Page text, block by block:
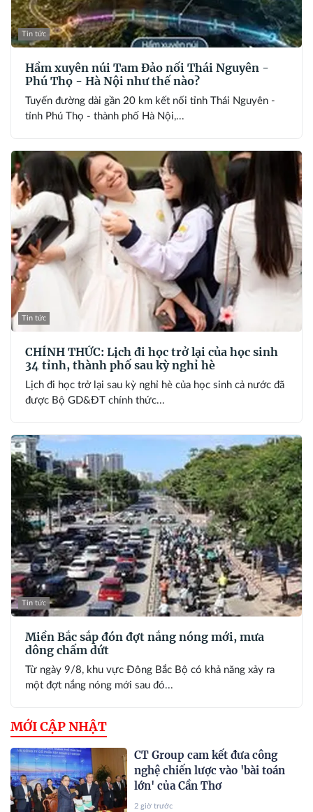
Tin tức
Hầm xuyên núi Tam Đảo nối Thái Nguyên -
Phú Thọ - Hà Nội như thế nào?
Tuyến đường dài gần 20 km kết nối tỉnh Thái Nguyên -
tỉnh Phú Thọ - thành phố Hà Nội,...
Tin tức
CHÍNH THỨC: Lịch đi học trở lại của học sinh
34 tỉnh, thành phố sau kỳ nghỉ hè
Lịch đi học trở lại sau kỳ nghỉ hè của học sinh cả nước đã
được Bộ GD&ĐT chính thức...
Tin tức
Miền Bắc sắp đón đợt nắng nóng mới, mưa
dông chấm dứt
Từ ngày 9/8, khu vực Đông Bắc Bộ có khả năng xảy ra
một đợt nắng nóng mới sau đó...
MỚI CẬP NHẬT
CT Group cam kết đưa công
nghệ chiến lược vào 'bài toán
lớn' của Cần Thơ
2 giờ trước